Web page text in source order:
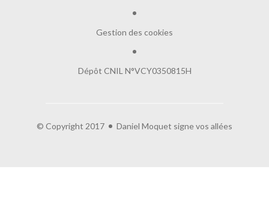
Gestion des cookies
Dépôt CNIL N°VCY0350815H
© Copyright 2017 Daniel Moquet signe vos allées